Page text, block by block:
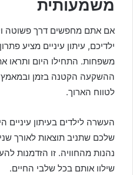
משמעותית
אם אתם מחפשים דרך פשוטה
ילדיכם, עיתון עיניים מציע
משפחות. התחילו היום ותראו
ההשקעה הקטנה בזמן ובמאמץ
לטווח הארוך.
העשרה לילדים בעיתון
שלכם שתניב תוצאות לאורך
נהנות מהחוויה. זו הזדמנות
שילוו אותם בכל שלבי החיים.